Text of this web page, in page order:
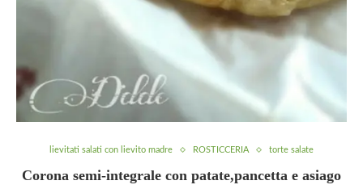
lievitati salati con lievito madre ROSTICCERIA torte salate
Corona semi-integrale con patate,pancetta e asiago